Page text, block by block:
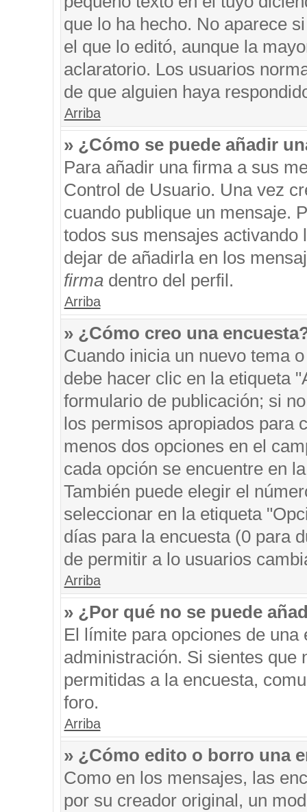
que lo ha hecho. No aparece
el que lo editó, aunque la
aclaratorio. Los usuarios
de que alguien haya
Arriba
» ¿Cómo se puede añadir
Para añadir una firma a sus
Control de Usuario. Una vez
cuando publique un mensaje.
todos sus mensajes
dejar de añadirla en los
firmadentro del perfil.
Arriba
» ¿Cómo creo una
Cuando inicia un nuevo tema
debe hacer clic en la etiqueta
formulario de publicación; si
los permisos apropiados para
menos dos opciones en el
cada opción se encuentre en
También puede elegir el
seleccionar en la etiqueta
días para la encuesta (0 para
de permitir a lo usuarios
Arriba
» ¿Por qué no se puede
El límite para opciones de una
administración. Si sientes que
permitidas a la encuesta,
foro.
Arriba
» ¿Cómo edito o borro una
Como en los mensajes, las
por su creador original, un